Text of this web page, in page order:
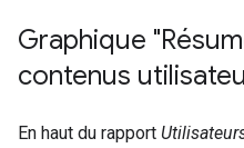
Graphique
contenus
En haut du rapport